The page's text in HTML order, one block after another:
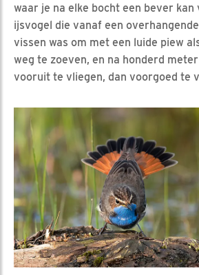
waar je na elke bocht een bever kan
ijsvogel die vanaf een
vissen was om met een luide piew
weg te zoeven, en na honderd
vooruit te vliegen, dan voorgoed te